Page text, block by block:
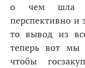
о чем шла
перспективно и
то вывод из
теперь вот мы
чтобы